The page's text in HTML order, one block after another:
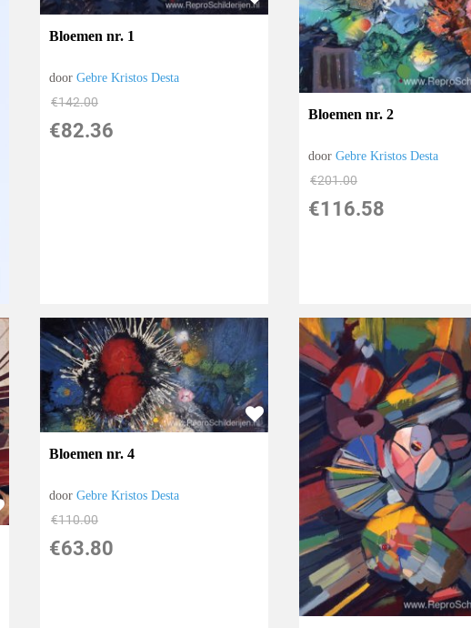
Bloemen nr. 1
doorGebre Kristos Desta
€142.00
€82.36
Bloemen nr. 2
doorGebre Kristos Desta
€201.00
€116.58
Bloemen nr. 4
doorGebre Kristos Desta
€110.00
€63.80